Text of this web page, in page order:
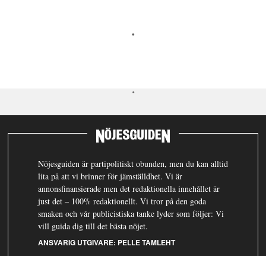
Nöjesguiden är partipolitiskt obunden, men du kan alltid
lita på att vi brinner för jämställdhet. Vi är
annonsfinansierade men det redaktionella innehållet är
just det – 100% redaktionellt. Vi tror på den goda
smaken och vår publicistiska tanke lyder som följer: Vi
vill guida dig till det bästa nöjet.
ANSVARIG UTGIVARE: PELLE TAMLEHT